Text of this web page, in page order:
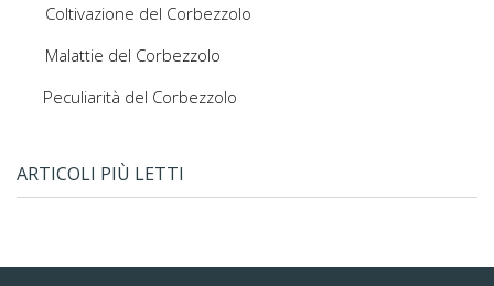
Coltivazione del Corbezzolo
Malattie del Corbezzolo
Peculiarità del Corbezzolo
ARTICOLI PIÙ LETTI